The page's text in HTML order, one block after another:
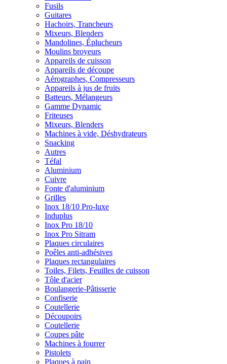
Fusils
Guitares
Hachoirs, Trancheurs
Mixeurs, Blenders
Mandolines, Éplucheurs
Moulins broyeurs
Appareils de cuisson
Appareils de découpe
Aérographes, Compresseurs
Appareils à jus de fruits
Batteurs, Mélangeurs
Gamme Dynamic
Friteuses
Mixeurs, Blenders
Machines à vide, Déshydrateurs
Snacking
Autres
Téfal
Aluminium
Cuivre
Fonte d'aluminium
Grilles
Inox 18/10 Pro-luxe
Induplus
Inox Pro 18/10
Inox Pro Sitram
Plaques circulaires
Poêles anti-adhésives
Plaques rectangulaires
Toiles, Filets, Feuilles de cuisson
Tôle d'acier
Boulangerie-Pâtisserie
Confiserie
Coutellerie
Découpoirs
Coutellerie
Coupes pâte
Machines à fourrer
Pistolets
Plaques à pain